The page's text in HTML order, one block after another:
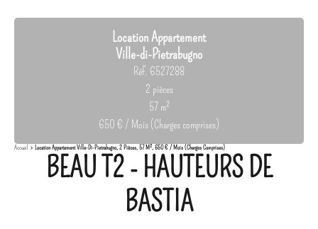
Location Appartement
Ville-di-Pietrabugno
Réf. 6527288
2 pièces
57 m²
650 € / Mois (Charges comprises)
Accueil Location Appartement Ville-Di-Pietrabugno, 2 Pièces, 57 M², 650 € / Mois (Charges Comprises)
BEAU T2 - HAUTEURS DE
BASTIA